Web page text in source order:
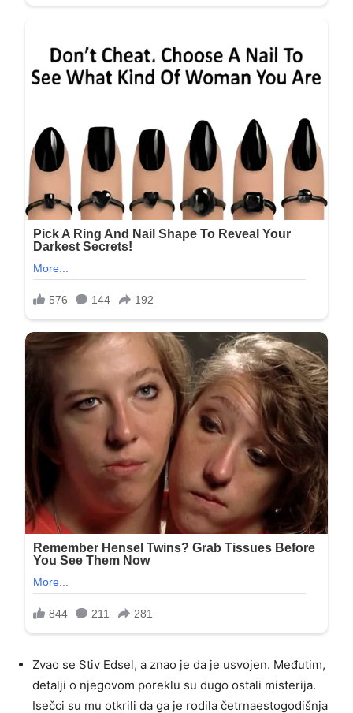
Zvao se Stiv Edsel, a znao je da je usvojen. Međutim,
detalji o njegovom poreklu su dugo ostali misterija.
Isečci su mu otkrili da ga je rodila četrnaestogodišnja